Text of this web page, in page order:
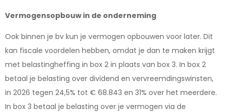
Vermogensopbouw in de onderneming
Ook binnen je bv kun je vermogen opbouwen voor later. Dit
kan fiscale voordelen hebben, omdat je dan te maken krijgt
met belastingheffing in box 2 in plaats van box 3. In box 2
betaal je belasting over dividend en vervreemdingswinsten,
in 2026 tegen 24,5% tot € 68.843 en 31% over het meerdere.
In box 3 betaal je belasting over je vermogen via de